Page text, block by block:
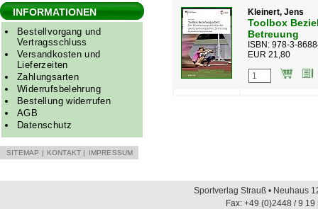
INFORMATIONEN
Bestellvorgang und
Vertragsschluss
Versandkosten und
Lieferzeiten
Zahlungsarten
Widerrufsbelehrung
Bestellung widerrufen
AGB
Datenschutz
SITEMAP | KONTAKT | IMPRESSUM
Kleinert, Jens
Toolbox
Betreuung
ISBN: 978-3-
EUR 21,80
Sportverlag Strauß • Neuhaus
Fax: +49 (0)2448 / 9